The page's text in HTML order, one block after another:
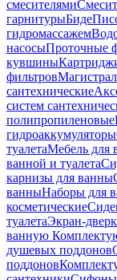
смесителями
гарнитурыБиде
гидромассажем
насосыПроточные
кувшины
фильтров
сантехнические
систем
полипропиленовые
гидроаккумуляторы
туалетаМебель для
ванной и туалета
карнизы для ванны
ванныНаборы для
косметические
туалетаЭкран-
ванную
душевых поддонов
поддонов